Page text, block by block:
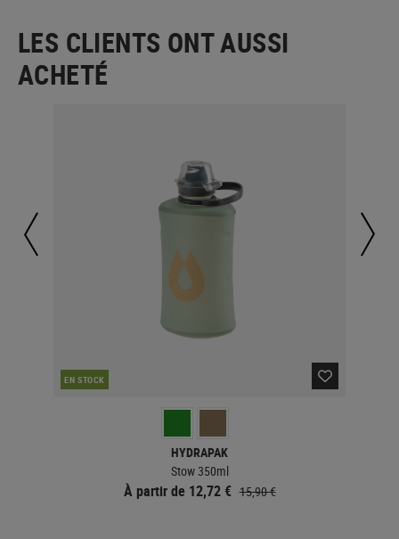
LES CLIENTS ONT AUSSI
ACHETÉ
EN STOCK
HYDRAPAK
Stow 350ml
À partir de 12,72 € 15,90 €